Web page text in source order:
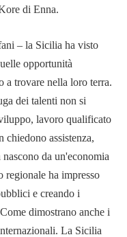
di Enna.
– la Sicilia ha visto
opportunità
a trovare nella loro terra.
dei talenti non si
lavoro qualificato
assistenza,
da un'economia
ha impresso
e creando i
dimostrano anche i
La Sicilia